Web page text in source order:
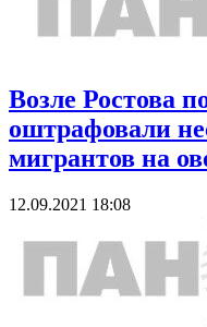
Возле Ростова
оштрафовали
мигрантов на
12.09.2021 18:08